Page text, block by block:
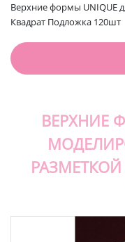
Верхние формы UNIQUE
Квадрат Подложка 120шт
ВЕРХНИЕ